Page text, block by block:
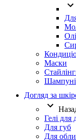
Маски
Шампуні
Догляд за
Гелі для
Для губ
Для